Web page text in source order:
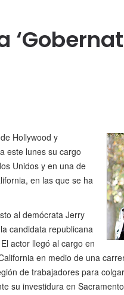
Hollywood y
este lunes su cargo
Unidos y en una de
en las que se ha
al demócrata Jerry
candidata republicana
actor llegó al cargo en
en medio de una
de trabajadores para
su investidura en